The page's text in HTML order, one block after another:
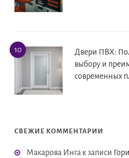
Двери ПВХ:
выбору и
современных
СВЕЖИЕ КОММЕНТАРИИ
Макарова Инга к записи